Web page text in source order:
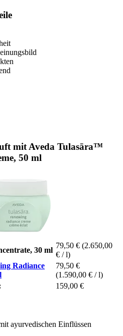
mit Aveda Tulasāra™
50 ml
30 ml
79,50 € (2.650,00
€ / l)
Radiance
79,50 €
(1.590,00 € / l)
159,00 €
ayurvedischen Einflüssen